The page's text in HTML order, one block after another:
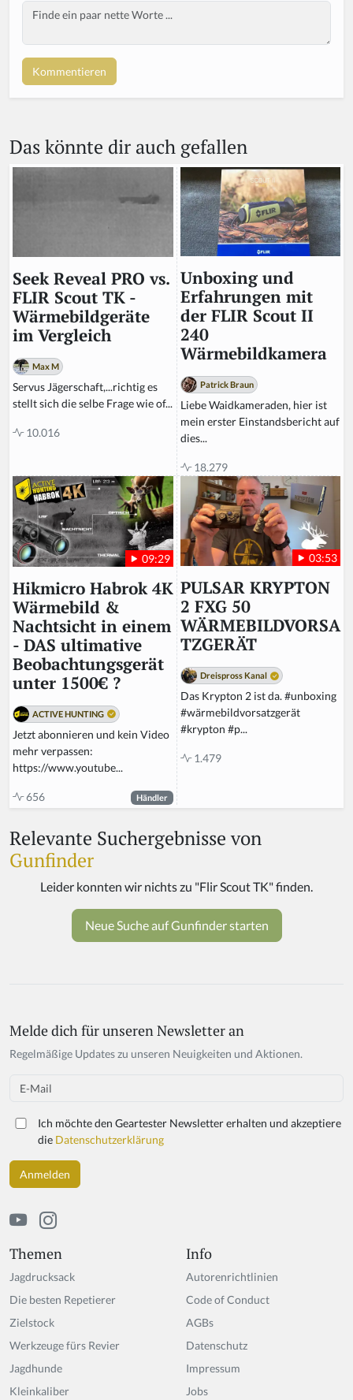
Body
Das könnte dir auch gefallen
Seek Reveal PRO vs.
FLIR Scout TK -
Wärmebildgeräte
im Vergleich
Max M
Servus Jägerschaft,...richtig es
stellt sich die selbe Frage wie of...
10.016
Unboxing und
Erfahrungen mit
der FLIR Scout II
240
Wärmebildkamera
Patrick Braun
Liebe Waidkameraden, hier ist
mein erster Einstandsbericht auf
dies...
18.279
09:29
Hikmicro Habrok 4K
Wärmebild &
Nachtsicht in einem
- DAS ultimative
Beobachtungsgerät
unter 1500€ ?
ACTIVE HUNTING
Jetzt abonnieren und kein Video
mehr verpassen:
https://www.youtube...
656 Händler
03:53
PULSAR KRYPTON
2 FXG 50
WÄRMEBILDVORSA
TZGERÄT
Dreispross Kanal
Das Krypton 2 ist da. #unboxing
#wärmebildvorsatzgerät
#krypton #p...
1.479
Relevante Suchergebnisse von
Gunfinder
Themen
Jagdrucksack
Die besten Repetierer
Zielstock
Werkzeuge fürs Revier
Jagdhunde
Kleinkaliber
Info
Autorenrichtlinien
Code of Conduct
AGBs
Datenschutz
Impressum
Jobs
If
y
h
a
n,
ig
n
o
r
t
hi
s
el
Melde dich für unseren Newsletter an
Regelmäßige Updates zu unseren Neuigkeiten und Aktionen.
Email
Ich möchte den Geartester Newsletter erhalten und akzeptiere
die Datenschutzerklärung